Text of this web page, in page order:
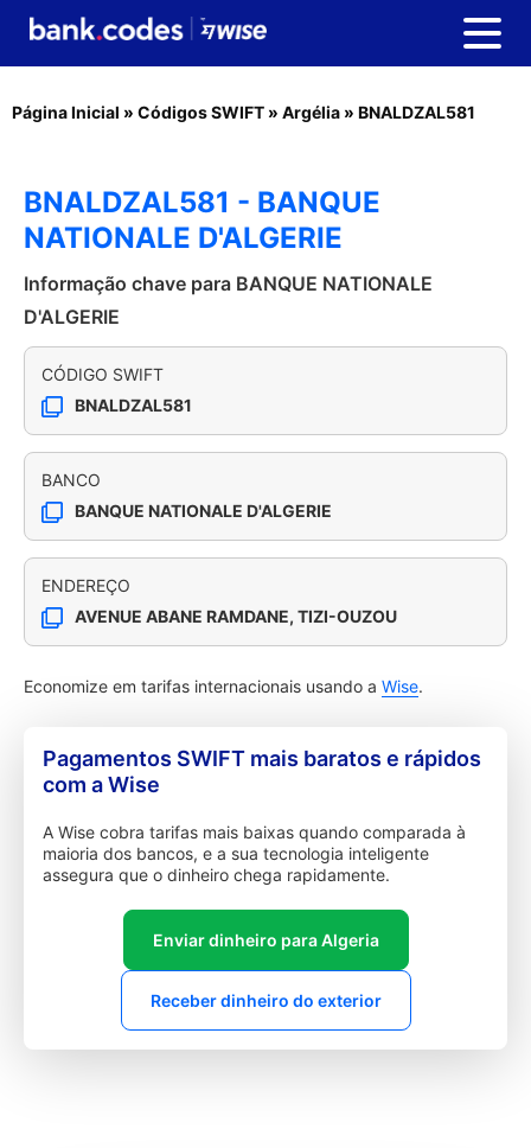
Página Inicial » Códigos SWIFT » Argélia » BNALDZAL581
BNALDZAL581 - BANQUE
NATIONALE D'ALGERIE
Informação chave para BANQUE NATIONALE
D'ALGERIE
CÓDIGO SWIFT
BNALDZAL581
BANCO
BANQUE NATIONALE D'ALGERIE
ENDEREÇO
AVENUE ABANE RAMDANE, TIZI-OUZOU
Economize em tarifas internacionais usando a Wise.
Pagamentos SWIFT mais baratos e rápidos
com a Wise
A Wise cobra tarifas mais baixas quando comparada à
maioria dos bancos, e a sua tecnologia inteligente
assegura que o dinheiro chega rapidamente.
Enviar dinheiro para Algeria
Receber dinheiro do exterior